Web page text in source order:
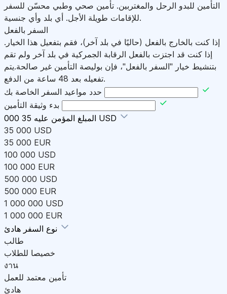
التأمين للبدو الرحل والمغتربين. تأمين صحي وطبي محسّن للسفر
للإقامات طويلة الأجل. أي بلد وأي جنسية.
السفر بالفعل
إذا كنت بالخارج بالفعل (حاليًا في بلد آخر)، فقم بتفعيل هذا الخيار.
إذا كنت قد اجتزت بالفعل الرقابة الجمركية في بلد آخر ولم تقم
بتنشيط خيار "السفر بالفعل"، فإن بوليصة التأمين غير صالحة.يتم
تفعيله بعد 48 ساعة من الدفع.
حدد مواعيد السفر الخاصة بك
بدء وثيقة التأمين
المبلغ المؤمن عليه 35 000 USD
35 000 USD
35 000 EUR
100 000 USD
100 000 EUR
500 000 USD
500 000 EUR
1 000 000 USD
1 000 000 EUR
نوع السفر
طالب
خصيصا للطلاب
งาน
تأمين معتمد للعمل
هادئ